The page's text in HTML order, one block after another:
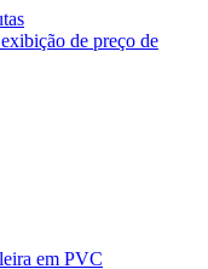
de preço de
em PVC